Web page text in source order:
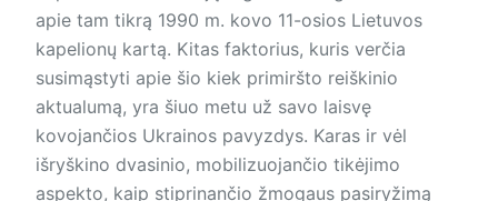
apie tam tikrą 1990 m. kovo 11-osios Lietuvos
kapelionų kartą. Kitas faktorius, kuris verčia
susimąstyti apie šio kiek primiršto reiškinio
aktualumą, yra šiuo metu už savo laisvę
kovojančios Ukrainos pavyzdys. Karas ir vėl
išryškino dvasinio, mobilizuojančio tikėjimo
aspekto, kaip stiprinančio žmogaus pasiryžimą